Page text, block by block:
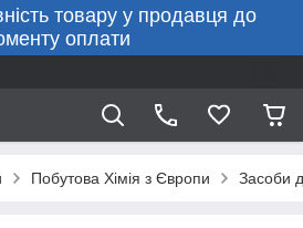
товару у продавця до
оплати
Побутова Хімія з Європи Засоби